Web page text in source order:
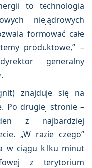
to technologia
niejądrowych
formować całe
produktowe,” –
generalny
.
znajduje się na
Po drugiej stronie –
z najbardziej
„W razie czego”
w ciągu kilku minut
z terytorium